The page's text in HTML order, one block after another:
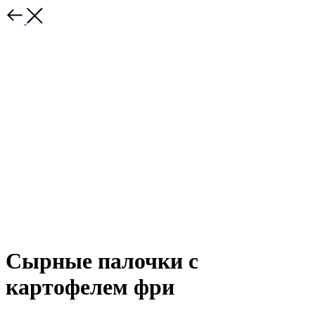
Сырные палочки с
картофелем фри